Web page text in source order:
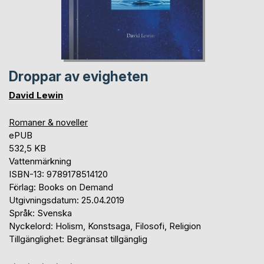
Droppar av evigheten
David Lewin
Romaner & noveller
ePUB
532,5 KB
Vattenmärkning
ISBN-13: 9789178514120
Förlag: Books on Demand
Utgivningsdatum: 25.04.2019
Språk: Svenska
Nyckelord: Holism, Konstsaga, Filosofi, Religion
Tillgänglighet: Begränsat tillgänglig